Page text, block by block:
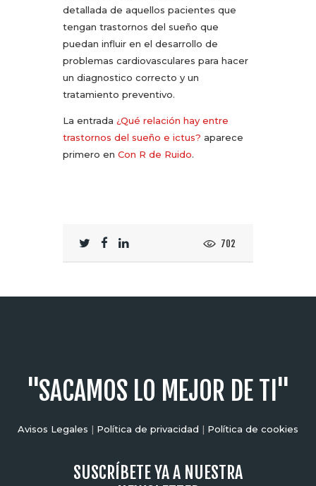
detallada de aquellos pacientes que
tengan trastornos del sueño que
puedan influir en el desarrollo de
problemas cardiovasculares para hacer
un diagnostico correcto y un
tratamiento preventivo.
La entrada ¿Qué relación hay entre
trastornos del sueño e ictus? aparece
primero en Con R de Ruido.
702
"SACAMOS LO MEJOR DE TI"
Avisos Legales | Política de privacidad | Política de cookies
SUSCRÍBETE YA A NUESTRA